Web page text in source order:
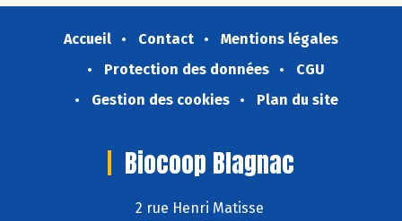
Accueil Contact
Mentions légales
Protection des données
CGU
Gestion des cookies
Plan du site
Biocoop Blagnac
2 rue Henri Matisse